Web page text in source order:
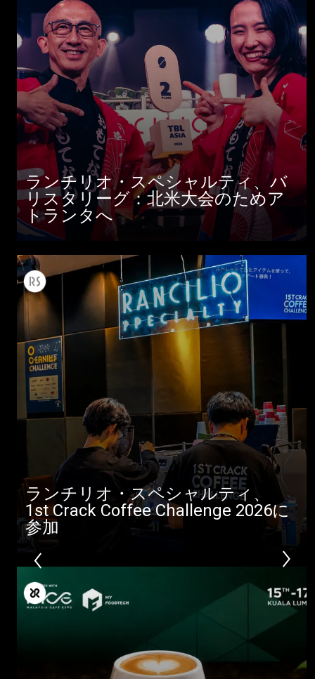
ランチリオ・スペシャルティ、バ
リスタリーグ：北米大会のためア
トランタへ
ランチリオ・スペシャルティ、
1st Crack Coffee Challenge 2026に
参加
すべて
製品情報
ニュース
ダウンロード
もっと見る